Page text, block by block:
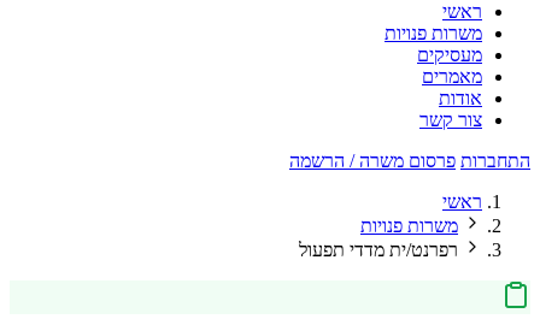
ראשי
משרות פנויות
מעסיקים
מאמרים
אודות
צור קשר
התחברות פרסום משרה / הרשמה
ראשי
משרות פנויות
רפרנט/ית מדדי תפעול